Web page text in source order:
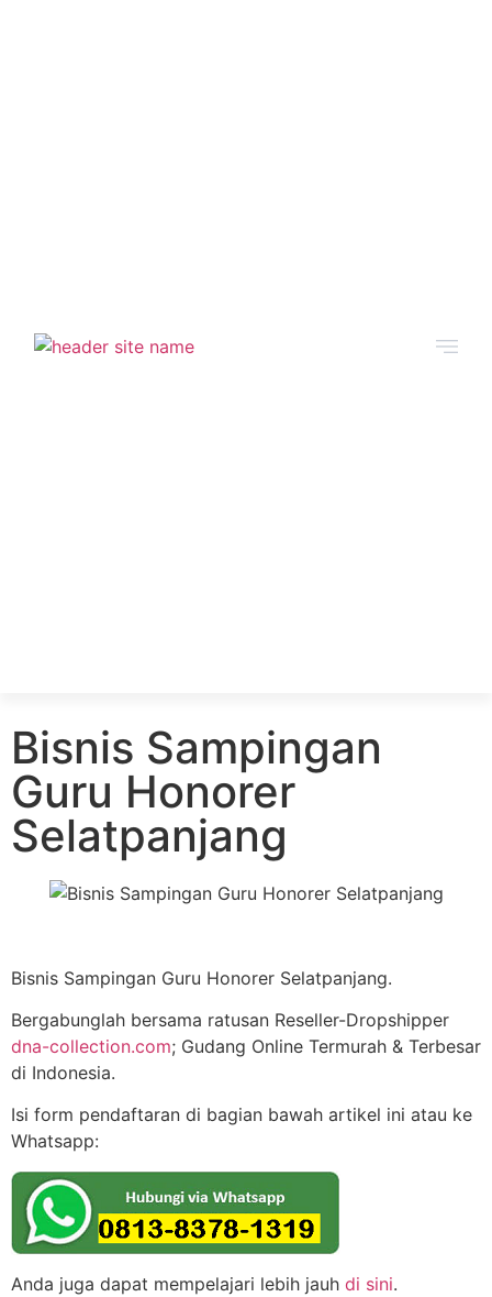
Bisnis Sampingan
Guru Honorer
Selatpanjang
Bisnis Sampingan Guru Honorer Selatpanjang.
Bergabunglah bersama ratusan Reseller-Dropshipper
dna-collection.com; Gudang Online Termurah & Terbesar
di Indonesia.
Isi form pendaftaran di bagian bawah artikel ini atau ke
Whatsapp:
Anda juga dapat mempelajari lebih jauh di sini.